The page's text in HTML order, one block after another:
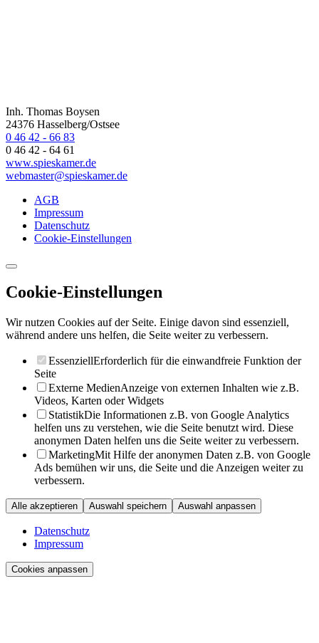
Inh. Thomas Boysen
24376 Hasselberg/Ostsee
0 46 42 - 66 83
0 46 42 - 64 61
www.spieskamer.de
webmaster@spieskamer.de
AGB
Impressum
Datenschutz
Cookie-Einstellungen
Cookie-Einstellungen
Wir nutzen Cookies auf der Seite. Einige davon sind essenziell,
während andere uns helfen, die Seite weiter zu verbessern.
EssenziellErforderlich für die einwandfreie Funktion der
Seite
Externe MedienAnzeige von externen Inhalten wie z.B.
Videos, Karten oder Widgets
StatistikDie Informationen z.B. von Google Analytics
helfen uns zu verstehen, wie die Seite benutzt wird. Diese
anonymen Daten helfen uns die Seite weiter zu verbessern.
MarketingMit Hilfe der anonymen Daten z.B. von Google
Ads bemühen wir uns, die Seite und die Anzeigen weiter zu
verbessern.
Alle akzeptieren Auswahl speichern Auswahl anpassen
Datenschutz
Impressum
Cookies anpassen